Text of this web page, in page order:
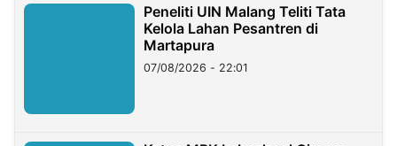
Peneliti UIN Malang Teliti Tata
Kelola Lahan Pesantren di
Martapura
07/08/2026 - 22:01